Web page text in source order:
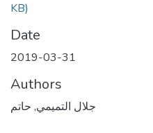
KB)
Date
2019-03-31
Authors
جلال التميمي, حاتم